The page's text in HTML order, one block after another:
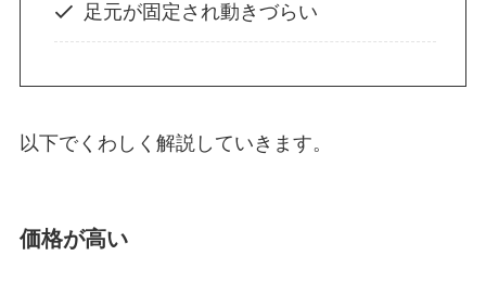
足元が固定され動きづらい
以下でくわしく解説していきます。
価格が高い